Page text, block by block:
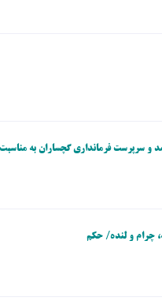
و سرپرست فرمانداری گچساران به
چرام و لنده/ حکم